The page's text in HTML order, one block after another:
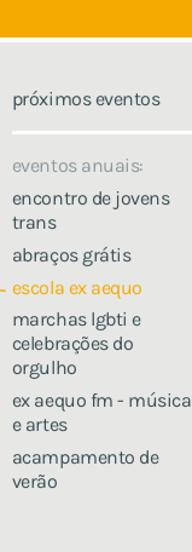
próximos eventos
eventos anuais:
encontro de jovens
trans
abraços grátis
escola ex aequo
marchas lgbti e
celebrações do
orgulho
ex aequo fm - música
e artes
acampamento de
verão